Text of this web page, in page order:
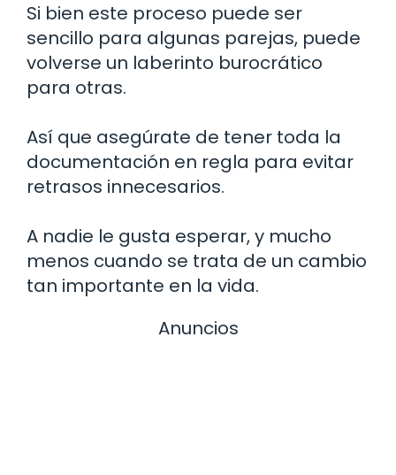
Si bien este proceso puede ser
sencillo para algunas parejas, puede
volverse un laberinto burocrático
para otras.
Así que asegúrate de tener toda la
documentación en regla para evitar
retrasos innecesarios.
A nadie le gusta esperar, y mucho
menos cuando se trata de un cambio
tan importante en la vida.
Anuncios